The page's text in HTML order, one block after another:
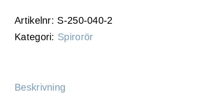
Artikelnr: S-250-040-2
Kategori: Spirorör
Beskrivning